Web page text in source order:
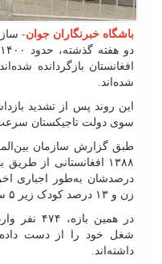
باشگاه خبرنگاران جوان-
افغانستان بازگردانده
شده‌اند.
این روند پس از تشدید
سوی دولت تاجیکستان
زن و ۱۳ درصد کودک زیر ۵ سال بوده‌اند.
در همین
شغل خود را از دست
داشته‌اند.